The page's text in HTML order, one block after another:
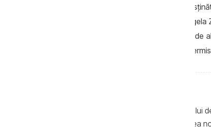
Neînțelegerile dintre fracțiunea PL și
oamenii au ajuns să se bată între ei.
consilierii liberali, care, potrivit ei, ar fi
din funcția de inginer cadastral și nu a
Textele de pe pagina web a Centrului
realizate de jurnaliști, cu respectarea